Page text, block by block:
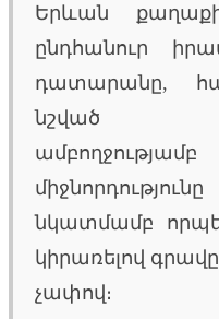
Երևան
ընդհանուր
դատարանը,
նշված
նկատմամբ
կիրառելով
չափով։